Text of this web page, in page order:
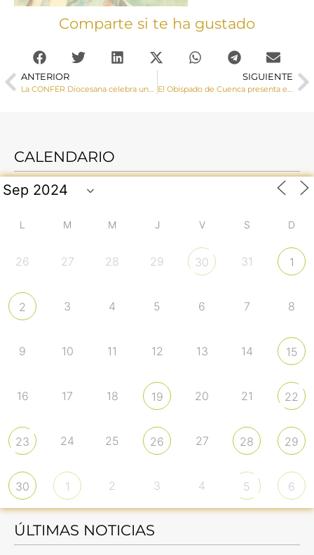
Comparte si te ha gustado
ANTERIOR
La CONFER Diocesana celebra una Jornada de Formación sobre los Votos Religiosos
SIGUIENTE
El Obispado de Cuenca presenta en la Feria Internacional de Turismo su nuevo portal turístico ‘Tesoros de Cuenca’
CALENDARIO
L M M J V S D
26 27 28 29 30 31 1
2 3 4 5 6 7 8
9 10 11 12 13 14 15
16 17 18 19 20 21 22
23 24 25 26 27 28 29
30 1 2 3 4 5 6
ÚLTIMAS NOTICIAS